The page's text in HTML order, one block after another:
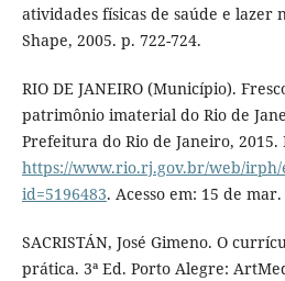
atividades físicas de saúde e lazer
Shape, 2005. p. 722-724.
RIO DE JANEIRO (Município).
patrimônio imaterial do Rio de
Prefeitura do Rio de Janeiro, 2015.
https://www.rio.rj.gov.br/web/irph/
id=5196483. Acesso em: 15 de mar.
SACRISTÁN, José Gimeno. O
prática. 3ª Ed. Porto Alegre: